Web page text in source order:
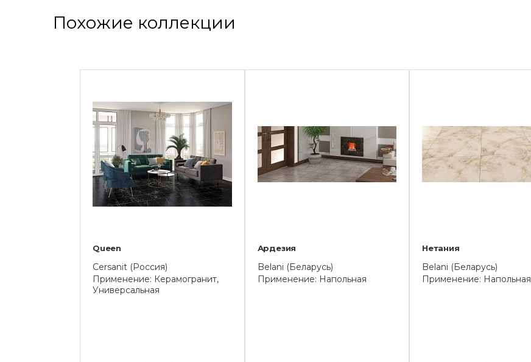
Похожие коллекции
Queen
Cersanit (Россия)
Применение: Керамогранит,
Универсальная
Ардезия
Belani (Беларусь)
Применение: Напольная
Нетания
Belani (Беларусь)
Применение: Напольная